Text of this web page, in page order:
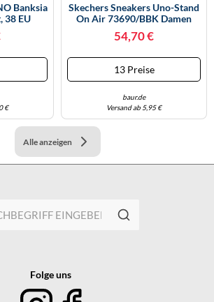
Banksia
38 EU
€
Skechers Sneakers Uno-Stand
On Air 73690/BBK Damen
Schwarz Größe 42
54,70 €
13 Preise
baur.de
Versand ab 5,95 €
Alle anzeigen
Folge uns